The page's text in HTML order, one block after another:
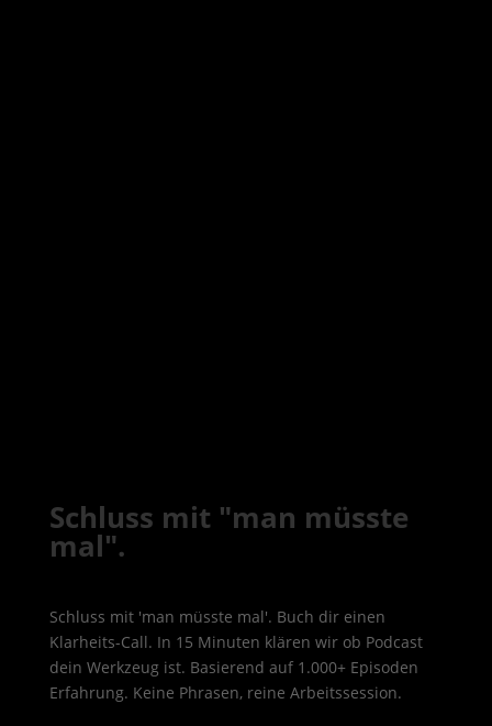
Schluss mit "man müsste
mal".
Schluss mit 'man müsste mal'. Buch dir einen
Klarheits-Call. In 15 Minuten klären wir ob Podcast
dein Werkzeug ist. Basierend auf 1.000+ Episoden
Erfahrung. Keine Phrasen, reine Arbeitssession.